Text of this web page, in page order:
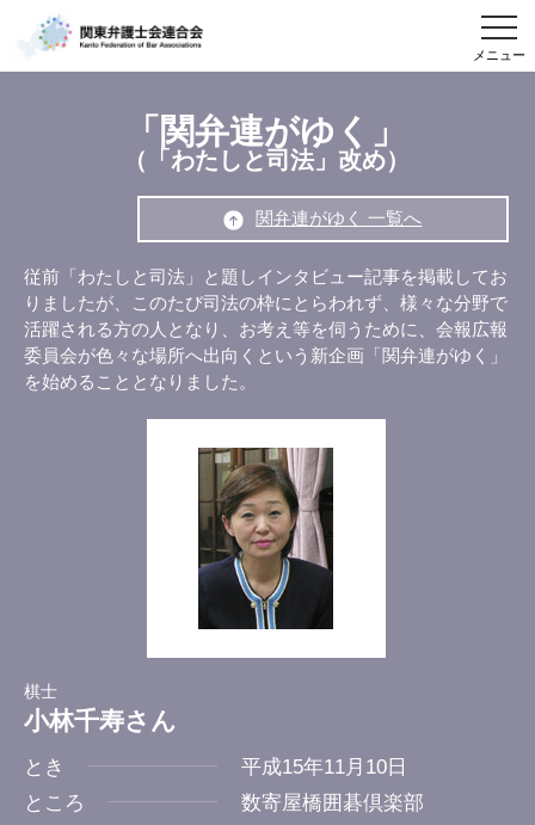
メニュー
「関弁連がゆく」
（「わたしと司法」改め）
関弁連がゆく 一覧へ
従前「わたしと司法」と題しインタビュー記事を掲載してお
りましたが、このたび司法の枠にとらわれず、様々な分野で
活躍される方の人となり、お考え等を伺うために、会報広報
委員会が色々な場所へ出向くという新企画「関弁連がゆく」
を始めることとなりました。
棋士
小林千寿さん
とき
平成15年11月10日
ところ
数寄屋橋囲碁倶楽部